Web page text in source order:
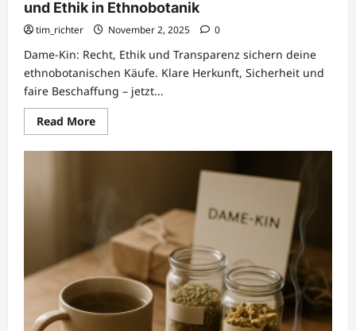
und Ethik in Ethnobotanik
tim_richter November 2, 2025 0
Dame-Kin: Recht, Ethik und Transparenz sichern deine
ethnobotanischen Käufe. Klare Herkunft, Sicherheit und
faire Beschaffung – jetzt...
Read MoreRead
more
Dame-
Rahmenbedingungen
Ethnobotanik